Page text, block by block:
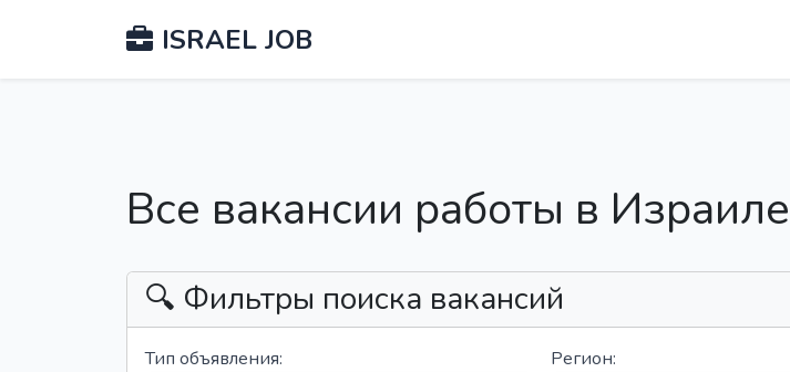
ISRAEL JOB
Все вакансии работы в Израиле
🔍 Фильтры поиска вакансий
Тип объявления: Регион: